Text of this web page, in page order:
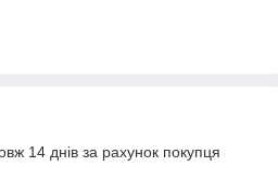
14 днів за рахунок покупця